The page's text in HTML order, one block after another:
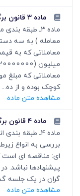
ماده ۳ قانون برگزاری مناقصات
ماده 3ـ طبقه
معاملاتی که مبلغ
کوچک بوده و از ده...
مشاهده متن ماده
ماده ۴ قانون برگزاری مناقصات
ماده 4ـ طبقه
ای: مناقصه ای است
پیشنهادها نباشد.
گران در یک جلسه
مشاهده متن ماده